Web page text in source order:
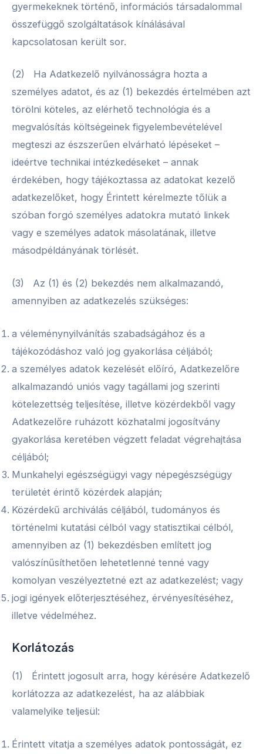
gyermekeknek történő, információs társadalommal
összefüggő szolgáltatások kínálásával
kapcsolatosan került sor.
(2) Ha Adatkezelő nyilvánosságra hozta a
személyes adatot, és az (1) bekezdés értelmében azt
törölni köteles, az elérhető technológia és a
megvalósítás költségeinek figyelembevételével
megteszi az észszerűen elvárható lépéseket –
ideértve technikai intézkedéseket – annak
érdekében, hogy tájékoztassa az adatokat kezelő
adatkezelőket, hogy Érintett kérelmezte tőlük a
szóban forgó személyes adatokra mutató linkek
vagy e személyes adatok másolatának, illetve
másodpéldányának törlését.
(3) Az (1) és (2) bekezdés nem alkalmazandó,
amennyiben az adatkezelés szükséges:
a véleménynyilvánítás szabadságához és a
tájékozódáshoz való jog gyakorlása céljából;
a személyes adatok kezelését előíró, Adatkezelőre
alkalmazandó uniós vagy tagállami jog szerinti
kötelezettség teljesítése, illetve közérdekből vagy
Adatkezelőre ruházott közhatalmi jogosítvány
gyakorlása keretében végzett feladat végrehajtása
céljából;
Munkahelyi egészségügyi vagy népegészségügy
területét érintő közérdek alapján;
Közérdekű archiválás céljából, tudományos és
történelmi kutatási célból vagy statisztikai célból,
amennyiben az (1) bekezdésben említett jog
valószínűsíthetően lehetetlenné tenné vagy
komolyan veszélyeztetné ezt az adatkezelést; vagy
jogi igények előterjesztéséhez, érvényesítéséhez,
illetve védelméhez.
Korlátozás
(1) Érintett jogosult arra, hogy kérésére Adatkezelő
korlátozza az adatkezelést, ha az alábbiak
valamelyike teljesül:
Érintett vitatja a személyes adatok pontosságát, ez